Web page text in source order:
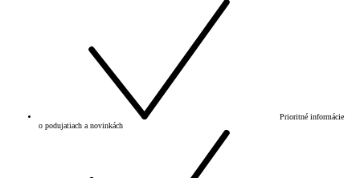
Prioritné informácie
o podujatiach a novinkách